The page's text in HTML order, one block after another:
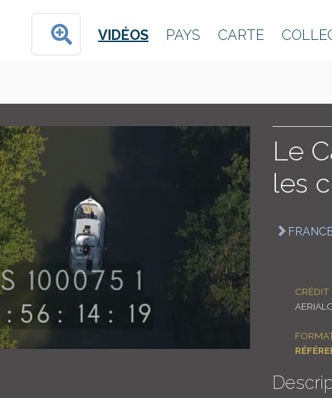
VIDÉOS PAYS CARTE
Le
les
CRÉDIT :